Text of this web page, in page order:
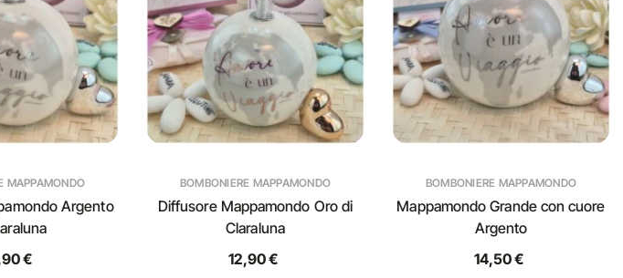
MAPPAMONDO
Argento
€
BOMBONIERE MAPPAMONDO
Diffusore Mappamondo Oro di
Claraluna
12,90 €
BOMBONIERE MAPPAMONDO
Mappamondo Grande con cuore
Argento
14,50 €